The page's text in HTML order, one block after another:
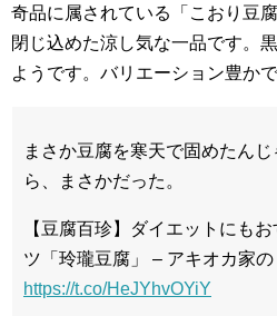
奇品に属されている「こおり豆
閉じ込めた涼し気な一品です。
ようです。バリエーション豊かで
まさか豆腐を寒天で固めたん
ら、まさかだった。
【豆腐百珍】ダイエットにも
ツ「玲瓏豆腐」 – アキオカ家
https://t.co/HeJYhvOYiY